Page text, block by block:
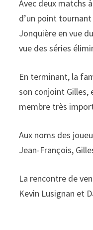
Avec deux matchs
d’un point
Jonquière en vue
vue des séries
En terminant, la
son conjoint Gilles,
membre très
Aux noms des
Jean-François,
La rencontre de
Kevin Lusignan et